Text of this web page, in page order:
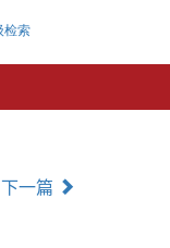
下一篇